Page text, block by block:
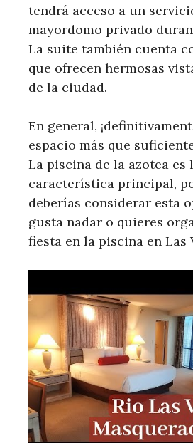
tendrá acceso a un
mayordomo privado
La suite también cuenta
que ofrecen hermosas
de la ciudad.
En general,
espacio más que
La piscina de la azotea es
característica principal,
deberías considerar esta
gusta nadar o quieres
fiesta en la piscina en Las